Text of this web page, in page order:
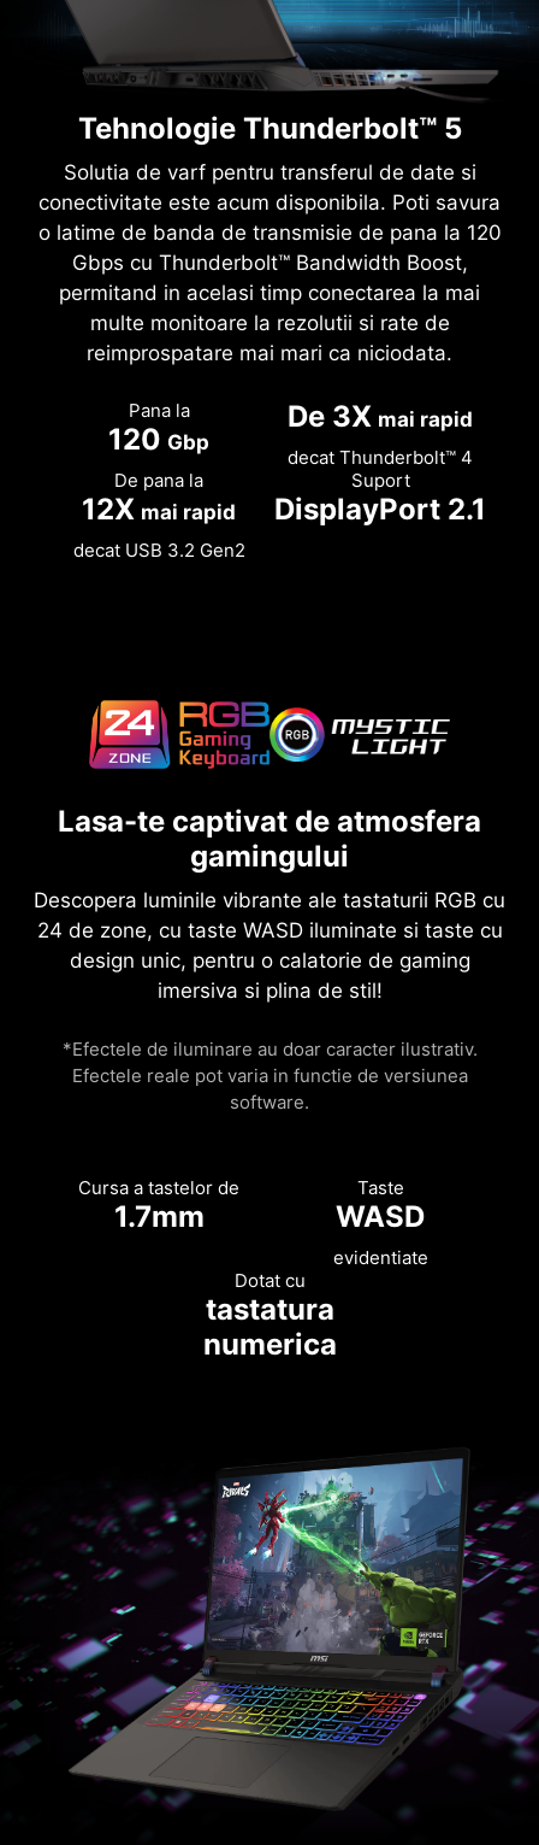
Tehnologie Thunderbolt™ 5
Solutia de varf pentru transferul de date si
conectivitate este acum disponibila. Poti savura
o latime de banda de transmisie de pana la 120
Gbps cu Thunderbolt™ Bandwidth Boost,
permitand in acelasi timp conectarea la mai
multe monitoare la rezolutii si rate de
reimprospatare mai mari ca niciodata.
Pana la
120 Gbp
De 3X mai rapid
decat Thunderbolt™ 4
De pana la
12X mai rapid
decat USB 3.2 Gen2
Suport
DisplayPort 2.1
Lasa-te captivat de atmosfera
gamingului
Descopera luminile vibrante ale tastaturii RGB cu
24 de zone, cu taste WASD iluminate si taste cu
design unic, pentru o calatorie de gaming
imersiva si plina de stil!
*Efectele de iluminare au doar caracter ilustrativ.
Efectele reale pot varia in functie de versiunea
software.
Cursa a tastelor de
1.7mm
Taste
WASD
evidentiate
Dotat cu
tastatura
numerica